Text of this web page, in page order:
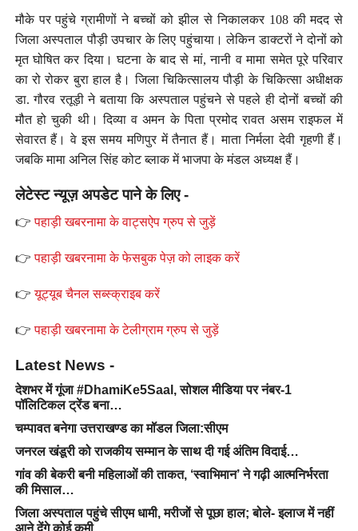
मौके पर पहुंचे ग्रामीणों ने बच्चों को झील से निकालकर 108 की मदद से
जिला अस्पताल पौड़ी उपचार के लिए पहुंचाया। लेकिन डाक्टरों ने दोनों को
मृत घोषित कर दिया। घटना के बाद से मां, नानी व मामा समेत पूरे परिवार
का रो रोकर बुरा हाल है। जिला चिकित्सालय पौड़ी के चिकित्सा अधीक्षक
डा. गौरव रतूड़ी ने बताया कि अस्पताल पहुंचने से पहले ही दोनों बच्चों की
मौत हो चुकी थी। दिव्या व अमन के पिता प्रमोद रावत असम राइफल में
सेवारत हैं। वे इस समय मणिपुर में तैनात हैं। माता निर्मला देवी गृहणी हैं।
जबकि मामा अनिल सिंह कोट ब्लाक में भाजपा के मंडल अध्यक्ष हैं।
लेटेस्ट न्यूज़ अपडेट पाने के लिए -
👉पहाड़ी खबरनामा के वाट्सऐप ग्रुप से जुड़ें
👉पहाड़ी खबरनामा के फेसबुक पेज़ को लाइक करें
👉यूट्यूब चैनल सब्स्क्राइब करें
👉पहाड़ी खबरनामा के टेलीग्राम ग्रुप से जुड़ें
Latest News -
देशभर में गूंजा #DhamiKe5Saal, सोशल मीडिया पर नंबर-1
पॉलिटिकल ट्रेंड बना…
चम्पावत बनेगा उत्तराखण्ड का मॉडल जिला:सीएम
जनरल खंडूरी को राजकीय सम्मान के साथ दी गई अंतिम विदाई…
गांव की बेकरी बनी महिलाओं की ताकत, ‘स्वाभिमान’ ने गढ़ी आत्मनिर्भरता
की मिसाल…
जिला अस्पताल पहुंचे सीएम धामी, मरीजों से पूछा हाल; बोले- इलाज में नहीं